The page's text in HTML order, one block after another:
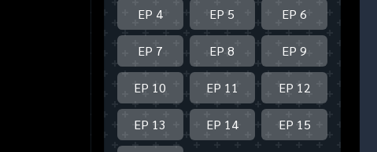
EP 4 EP 5 EP 6
EP 7 EP 8 EP 9
EP 10 EP 11 EP 12
EP 13 EP 14 EP 15